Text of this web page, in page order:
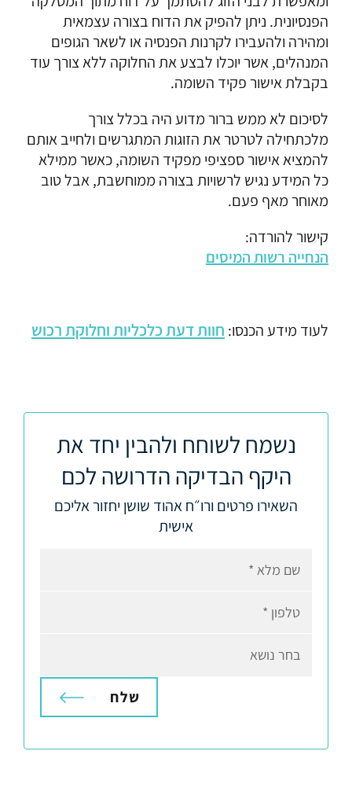
הפנסיונית. ניתן להפיק את הדוח בצורה עצמאית
ומהירה ולהעבירו לקרנות הפנסיה או לשאר הגופים
המנהלים, אשר יוכלו לבצע את החלוקה ללא צורך עוד
בקבלת אישור פקיד השומה.
לסיכום לא ממש ברור מדוע היה בכלל צורך
מלכתחילה לטרטר את הזוגות המתגרשים ולחייב אותם
להמציא אישור ספציפי מפקיד השומה, כאשר ממילא
כל המידע נגיש לרשויות בצורה ממוחשבת, אבל טוב
מאוחר מאף פעם.
קישור להורדה:
הנחייה רשות המיסים
לעוד מידע הכנסו: חוות דעת כלכליות וחלוקת רכוש
נשמח לשוחח ולהבין יחד את
היקף הבדיקה הדרושה לכם
השאירו פרטים ורו״ח אהוד שושן יחזור אליכם
אישית